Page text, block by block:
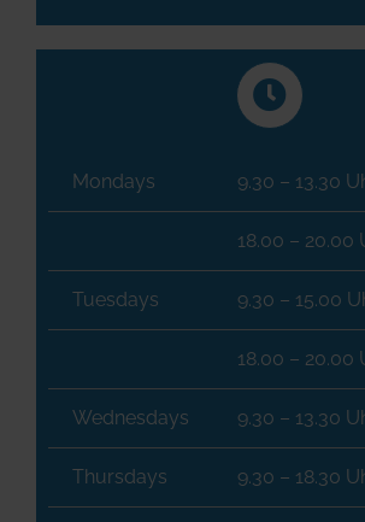
Mondays 9.30 – 13.30
18.00 – 20.00
Tuesdays 9.30 – 15.00
18.00 – 20.00
Wednesdays 9.30 – 13.30
Thursdays 9.30 – 18.30